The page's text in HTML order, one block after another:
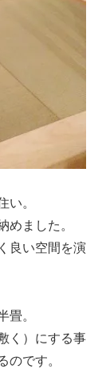
い。
めました。
良い空間を演
畳。
く）にする事
のです。